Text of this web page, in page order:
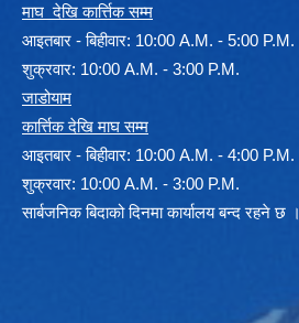
माघ देखि कार्त्तिक सम्म
आइतबार - बिहीवार: 10:00 A.M. - 5:00 P.M.
शुक्रवार: 10:00 A.M. - 3:00 P.M.
जाडोयाम
कार्त्तिक देखि माघ सम्म
आइतबार - बिहीवार: 10:00 A.M. - 4:00 P.M.
शुक्रवार: 10:00 A.M. - 3:00 P.M.
सार्बजनिक बिदाको दिनमा कार्यालय बन्द रहने छ ।